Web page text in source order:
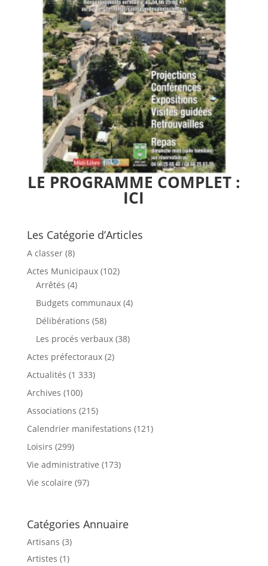
LE PROGRAMME COMPLET :
ICI
Les Catégorie d’Articles
A classer(8)
Actes Municipaux(102)
Arrêtés (4)
Budgets communaux(4)
Délibérations (58)
Les procés verbaux(38)
Actes préfectoraux(2)
Actualités (1 333)
Archives (100)
Associations (215)
Calendrier manifestations (121)
Loisirs (299)
Vie administrative (173)
Vie scolaire (97)
Catégories Annuaire
Artisans (3)
Artistes (1)